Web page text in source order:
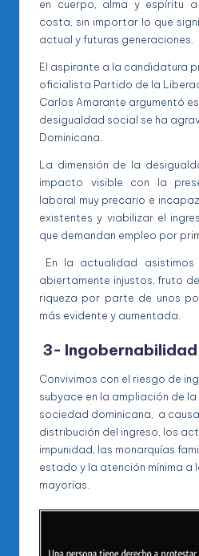
en cuerpo, alma y espíritu
costa, sin importar lo que
actual y futuras generaciones.
El aspirante a la candidatura
oficialista Partido de la
Carlos Amarante argumentó
desigualdad social se ha
Dominicana.
La dimensión de la
impacto visible con la
laboral muy precario e
existentes y viabilizar el
que demandan empleo por
En la actualidad
abiertamente injustos, fruto
riqueza por parte de unos
más evidente y aumentada.
3- Ingobernabilidad
Convivimos con el riesgo de
subyace en la ampliación de
sociedad dominicana, a
distribución del ingreso, los
impunidad, las monarquías
estado y la atención mínima a
mayorías.